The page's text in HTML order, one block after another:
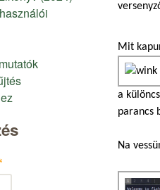
Mit
a
parancs
Na